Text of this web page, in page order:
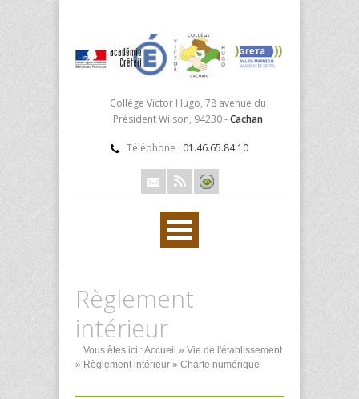
Collège Victor Hugo, 78 avenue du
Président Wilson, 94230 -Cachan
Téléphone : 01.46.65.84.10
Règlement
intérieur
Vous êtes ici :Accueil » Vie de l'établissement
» Règlement intérieur » Charte numérique